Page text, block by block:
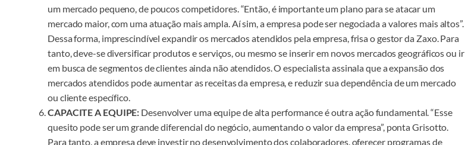
um mercado pequeno, de poucos competidores. “Então, é importante um plano para se atacar um
mercado maior, com uma atuação mais ampla. Aí sim, a empresa pode ser negociada a valores mais altos”.
Dessa forma, imprescindível expandir os mercados atendidos pela empresa, frisa o gestor da Zaxo. Para
tanto, deve-se diversificar produtos e serviços, ou mesmo se inserir em novos mercados geográficos ou ir
em busca de segmentos de clientes ainda não atendidos. O especialista assinala que a expansão dos
mercados atendidos pode aumentar as receitas da empresa, e reduzir sua dependência de um mercado
ou cliente específico.
CAPACITE A EQUIPE: Desenvolver uma equipe de alta performance é outra ação fundamental. “Esse
quesito pode ser um grande diferencial do negócio, aumentando o valor da empresa”, ponta Grisotto.
Para tanto, a empresa deve investir no desenvolvimento dos colaboradores, oferecer programas de